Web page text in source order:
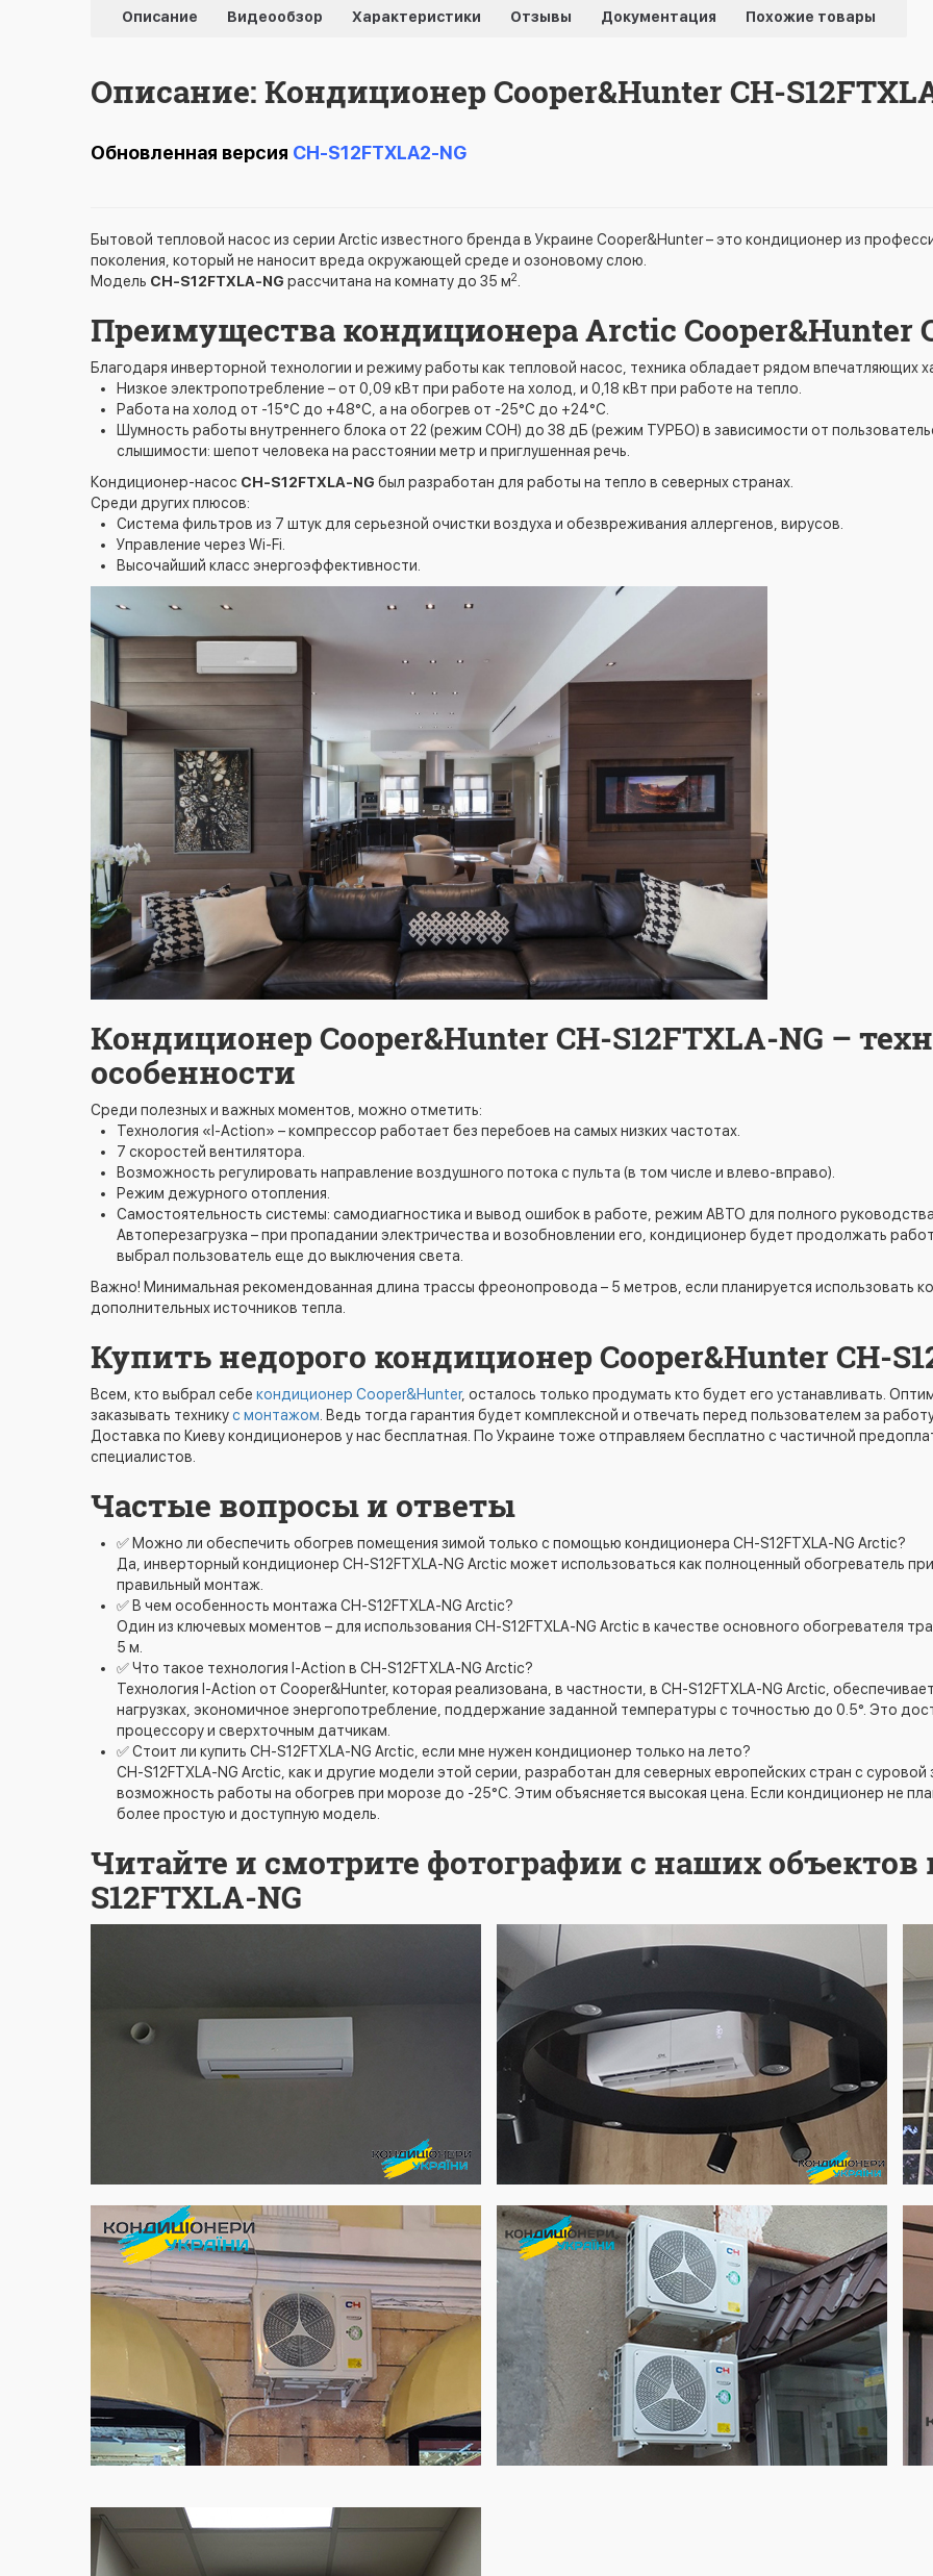
Описание Видеообзор Характеристики Отзывы Документация Похожие товары
Описание: Кондиционер Cooper&Hunter CH-
Обновленная версия CH-S12FTXLA2-NG
Бытовой тепловой насос из серии Arctic известного бренда в Украине Cooper&Hunter – это кондиционер из
поколения, который не наносит вреда окружающей среде и озоновому слою.
Модель CH-S12FTXLA-NG рассчитана на комнату до 35 м2
Преимущества кондиционера Arctic Cooper&Hunter
Благодаря инверторной технологии и режиму работы как тепловой насос, техника обладает рядом впечатляющих
Низкое электропотребление – от 0,09 кВт при работе на холод, и 0,18 кВт при работе на тепло.
Работа на холод от -15°С до +48°С, а на обогрев от -25°С до +24°С.
Шумность работы внутреннего блока от 22 (режим СОН) до 38 дБ (режим ТУРБО) в зависимости от
слышимости: шепот человека на расстоянии метр и приглушенная речь.
Кондиционер-насос CH-S12FTXLA-NG был разработан для работы на тепло в северных странах.
Среди других плюсов:
Система фильтров из 7 штук для серьезной очистки воздуха и обезвреживания аллергенов, вирусов.
Управление через Wi-Fi.
Высочайший класс энергоэффективности.
Кондиционер Cooper&Hunter CH-S12FTXLA-NG –
особенности
Среди полезных и важных моментов, можно отметить:
Технология «I-Action» – компрессор работает без перебоев на самых низких частотах.
7 скоростей вентилятора.
Возможность регулировать направление воздушного потока с пульта (в том числе и влево-вправо).
Режим дежурного отопления.
Самостоятельность системы: самодиагностика и вывод ошибок в работе, режим АВТО для полного руководства
Автоперезагрузка – при пропадании электричества и возобновлении его, кондиционер будет продолжать
выбрал пользователь еще до выключения света.
Важно! Минимальная рекомендованная длина трассы фреонопровода – 5 метров, если планируется использовать
дополнительных источников тепла.
Купить недорого кондиционер Cooper&Hunter CH-
Всем, кто выбрал себе кондиционер Cooper&Hunter, осталось только продумать кто будет его устанавливать.
заказывать техникус монтажом . Ведь тогда гарантия будет комплексной и отвечать перед пользователем за
Доставка по Киеву кондиционеров у нас бесплатная. По Украине тоже отправляем бесплатно с частичной
специалистов.
Частые вопросы и ответы
✅ Можно ли обеспечить обогрев помещения зимой только с помощью кондиционера CH-S12FTXLA-NG Arctic?
Да, инверторный кондиционер CH-S12FTXLA-NG Arctic может использоваться как полноценный обогреватель
правильный монтаж.
✅ В чем особенность монтажа CH-S12FTXLA-NG Arctic?
Один из ключевых моментов – для использования CH-S12FTXLA-NG Arctic в качестве основного обогревателя
5 м.
✅ Что такое технология I-Action в CH-S12FTXLA-NG Arctic?
Технология I-Action от Cooper&Hunter, которая реализована, в частности, в CH-S12FTXLA-NG Arctic,
нагрузках, экономичное энергопотребление, поддержание заданной температуры с точностью до 0.5°. Это
процессору и сверхточным датчикам.
✅ Стоит ли купить CH-S12FTXLA-NG Arctic, если мне нужен кондиционер только на лето?
CH-S12FTXLA-NG Arctic, как и другие модели этой серии, разработан для северных европейских стран с
возможность работы на обогрев при морозе до -25°С. Этим объясняется высокая цена. Если кондиционер не
более простую и доступную модель.
Читайте и смотрите фотографии с наших объектов
S12FTXLA-NG